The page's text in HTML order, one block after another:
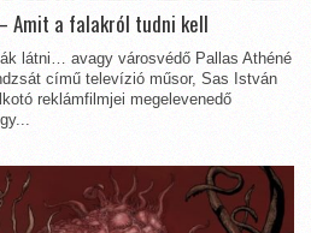
Amit a falakról tudni kell
látni… avagy városvédő Pallas Athéné
című televízió műsor, Sas István
reklámfilmjei megelevenedő